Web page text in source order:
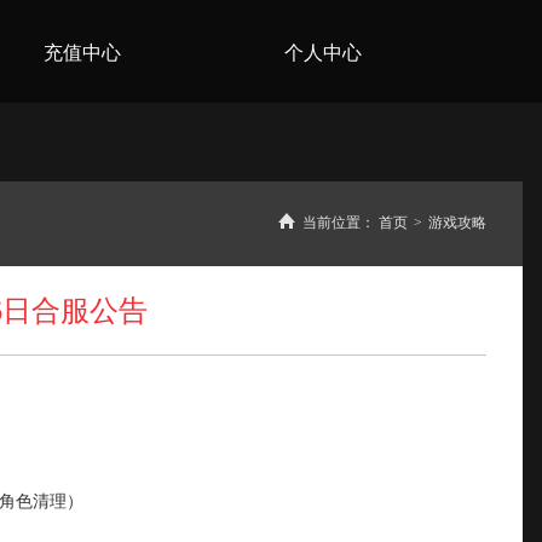
充值中心 个人中心
当前位置： 首页 > 游戏攻略
日合服公告
色清理）